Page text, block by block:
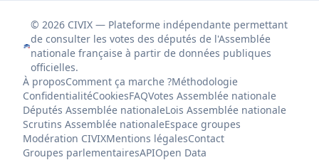
© 2026 CIVIX — Plateforme indépendante permettant
de consulter les votes des députés de l'Assemblée
nationale française à partir de données publiques
officielles.
À proposComment ça marche ?Méthodologie
ConfidentialitéCookiesFAQVotes Assemblée nationale
Députés Assemblée nationaleLois Assemblée nationale
Scrutins Assemblée nationaleEspace groupes
Modération CIVIXMentions légalesContact
Groupes parlementairesAPIOpen Data